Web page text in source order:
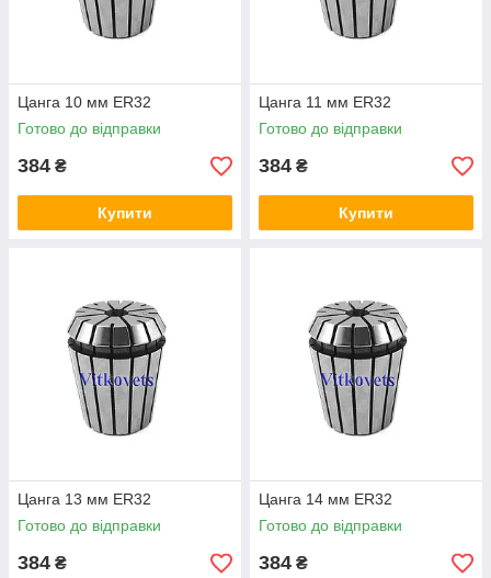
Цанга 10 мм ER32
Готово до відправки
384 ₴
Купити
Цанга 11 мм ER32
Готово до відправки
384 ₴
Купити
Цанга 13 мм ER32
Готово до відправки
384 ₴
Цанга 14 мм ER32
Готово до відправки
384 ₴